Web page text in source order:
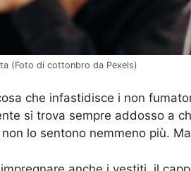
(Foto di cottonbro da Pexels)
che infastidisce i non
si trova sempre addosso a
non lo sentono nemmeno più.